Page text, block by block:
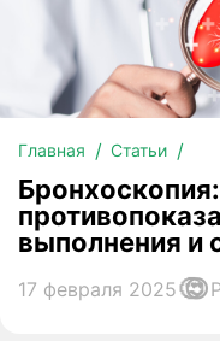
Главная Статьи
Бронхоскопия:
выполнения и
17 февраля 2025